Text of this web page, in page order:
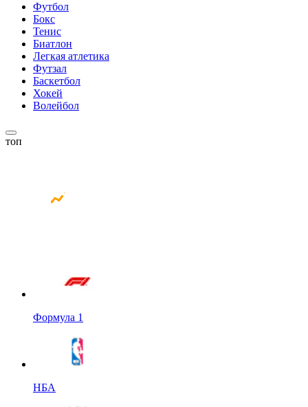
Футбол
Бокс
Тенис
Биатлон
Легкая атлетика
Футзал
Баскетбол
Хокей
Волейбол
топ
Формула 1
НБА